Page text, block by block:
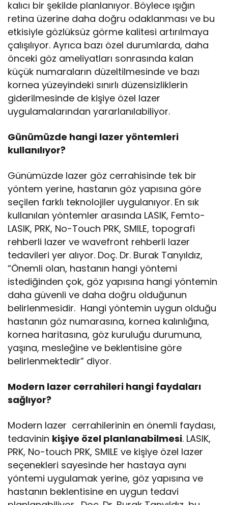
kalıcı bir şekilde planlanıyor. Böylece ışığın
retina üzerine daha doğru odaklanması ve bu
etkisiyle gözlüksüz görme kalitesi artırılmaya
çalışılıyor. Ayrıca bazı özel durumlarda, daha
önceki göz ameliyatları sonrasında kalan
küçük numaraların düzeltilmesinde ve bazı
kornea yüzeyindeki sınırlı düzensizliklerin
giderilmesinde de kişiye özel lazer
uygulamalarından yararlanılabiliyor.
Günümüzde hangi lazer yöntemleri
kullanılıyor?
Günümüzde lazer göz cerrahisinde tek bir
yöntem yerine, hastanın göz yapısına göre
seçilen farklı teknolojiler uygulanıyor. En sık
kullanılan yöntemler arasında LASIK, Femto-
LASIK, PRK, No-Touch PRK, SMILE, topografi
rehberli lazer ve wavefront rehberli lazer
tedavileri yer alıyor. Doç. Dr. Burak Tanyıldız,
“Önemli olan, hastanın hangi yöntemi
istediğinden çok, göz yapısına hangi yöntemin
daha güvenli ve daha doğru olduğunun
belirlenmesidir. Hangi yöntemin uygun olduğu
hastanın göz numarasına, kornea kalınlığına,
kornea haritasına, göz kuruluğu durumuna,
yaşına, mesleğine ve beklentisine göre
belirlenmektedir” diyor.
Modern lazer cerrahileri hangi faydaları
sağlıyor?
Modern lazer cerrahilerinin en önemli faydası,
tedavinin kişiye özel planlanabilmesi. LASIK,
PRK, No-touch PRK, SMILE ve kişiye özel lazer
seçenekleri sayesinde her hastaya aynı
yöntemi uygulamak yerine, göz yapısına ve
hastanın beklentisine en uygun tedavi